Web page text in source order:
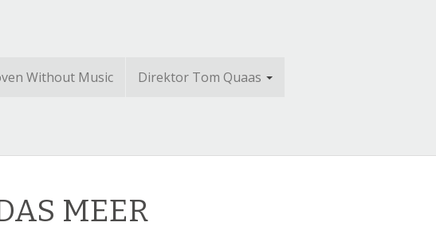
Without Music Direktor Tom Quaas
MEER